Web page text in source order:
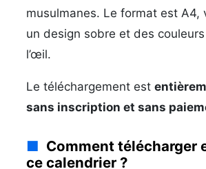
musulmanes. Le format est A4,
un design sobre et des
l’œil.
Le téléchargement est
sans inscription et sans
Comment télécharger
ce calendrier ?